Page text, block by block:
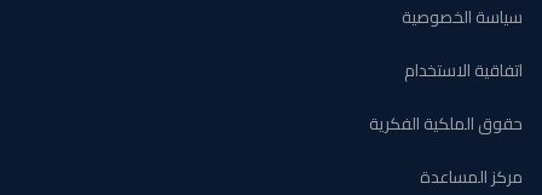
سياسة الخصوصية
اتفاقية الاستخدام
حقوق الملكية الفكرية
مركز المساعدة